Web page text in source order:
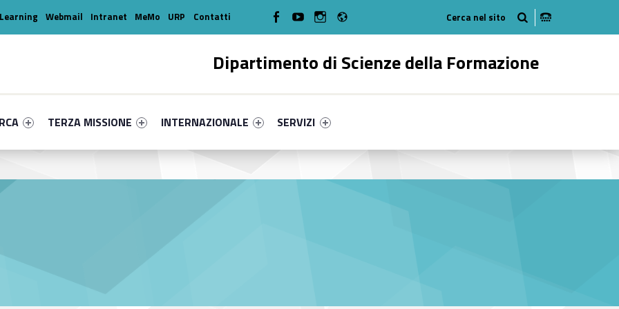
Dipartimento di Scienze della Formazione
TERZA MISSIONE
INTERNAZIONALE
SERVIZI
Webmail Intranet MeMo URP Contatti WebMan on FacebookWebMan on YoutubeWebMan on Instagram